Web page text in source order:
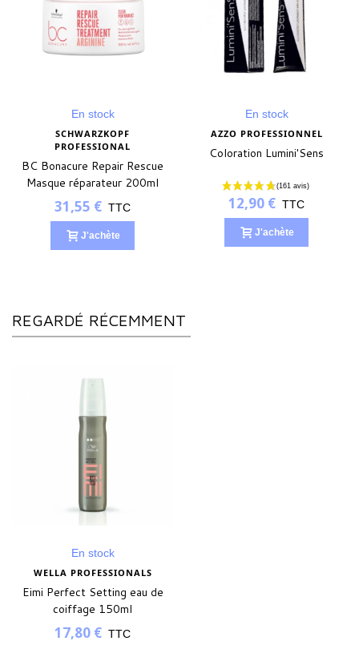
En stock
SCHWARZKOPF
PROFESSIONAL
BC Bonacure Repair Rescue
Masque réparateur 200ml
31,55 € TTC
J'achète
En stock
AZZO PROFESSIONNEL
Coloration Lumini'Sens
12,90 € TTC
J'achète
REGARDÉ RÉCEMMENT
En stock
WELLA PROFESSIONALS
Eimi Perfect Setting eau de
coiffage 150ml
17,80 € TTC